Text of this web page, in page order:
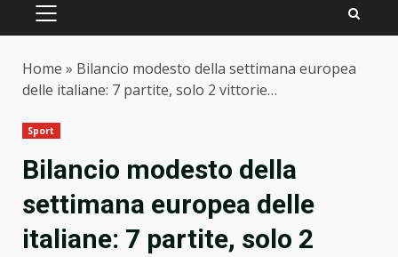
PRIMARY
Home » Bilancio modesto della settimana europea
delle italiane: 7 partite, solo 2 vittorie…
Sport
Bilancio modesto della
settimana europea delle
italiane: 7 partite, solo 2